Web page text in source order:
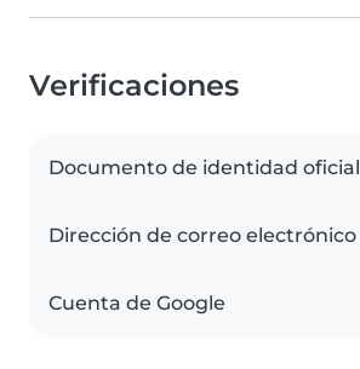
Verificaciones
Documento de identidad oficial
Dirección de correo electrónico
Cuenta de Google